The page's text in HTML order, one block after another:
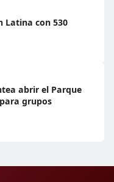
Latina con 530
abrir el Parque
grupos